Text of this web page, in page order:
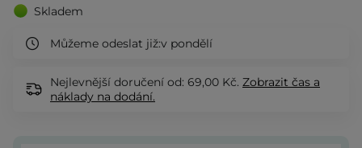
Skladem
Můžeme odeslat již:v pondělí
Nejlevnější doručení od: 69,00 Kč. Zobrazit čas a
náklady na dodání.